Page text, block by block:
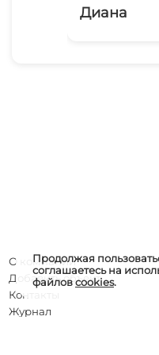
Диана
Продолжая
соглашаетесь на
файловcookies.
О компании
Добавить объект
Контакты
Журнал